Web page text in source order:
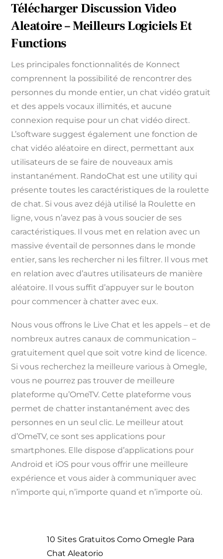
Télécharger Discussion Video
Aleatoire – Meilleurs Logiciels Et
Functions
Les principales fonctionnalités de Konnect
comprennent la possibilité de rencontrer des
personnes du monde entier, un chat vidéo gratuit
et des appels vocaux illimités, et aucune
connexion requise pour un chat vidéo direct.
L’software suggest également une fonction de
chat vidéo aléatoire en direct, permettant aux
utilisateurs de se faire de nouveaux amis
instantanément. RandoChat est une utility qui
présente toutes les caractéristiques de la roulette
de chat. Si vous avez déjà utilisé la Roulette en
ligne, vous n’avez pas à vous soucier de ses
caractéristiques. Il vous met en relation avec un
massive éventail de personnes dans le monde
entier, sans les rechercher ni les filtrer. Il vous met
en relation avec d’autres utilisateurs de manière
aléatoire. Il vous suffit d’appuyer sur le bouton
pour commencer à chatter avec eux.
Nous vous offrons le Live Chat et les appels – et de
nombreux autres canaux de communication –
gratuitement quel que soit votre kind de licence.
Si vous recherchez la meilleure various à Omegle,
vous ne pourrez pas trouver de meilleure
plateforme qu’OmeTV. Cette plateforme vous
permet de chatter instantanément avec des
personnes en un seul clic. Le meilleur atout
d’OmeTV, ce sont ses applications pour
smartphones. Elle dispose d’applications pour
Android et iOS pour vous offrir une meilleure
expérience et vous aider à communiquer avec
n’importe qui, n’importe quand et n’importe où.
10 Sites Gratuitos Como Omegle Para
Chat Aleatorio